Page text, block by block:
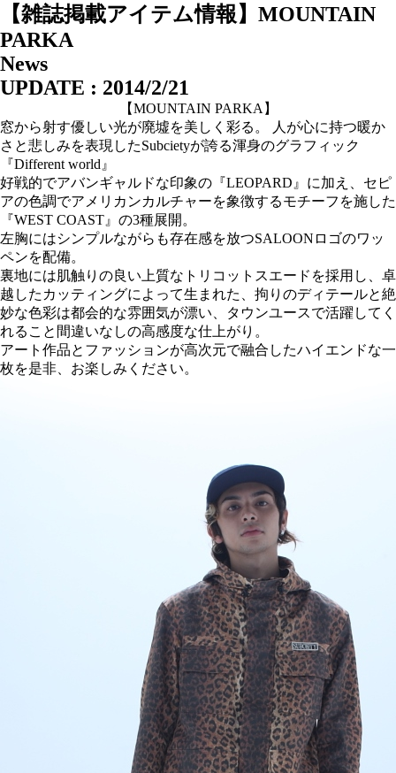
【雑誌掲載アイテム情報】MOUNTAIN
PARKA
News
UPDATE : 2014/2/21
【MOUNTAIN PARKA】
窓から射す優しい光が廃墟を美しく彩る。 人が心に持つ暖か
さと悲しみを表現したSubcietyが誇る渾身のグラフィック
『Different world』
好戦的でアバンギャルドな印象の『LEOPARD』に加え、セピ
アの色調でアメリカンカルチャーを象徴するモチーフを施した
『WEST COAST』の3種展開。
左胸にはシンプルながらも存在感を放つSALOONロゴのワッ
ペンを配備。
裏地には肌触りの良い上質なトリコットスエードを採用し、卓
越したカッティングによって生まれた、拘りのディテールと絶
妙な色彩は都会的な雰囲気が漂い、タウンユースで活躍してく
れること間違いなしの高感度な仕上がり。
アート作品とファッションが高次元で融合したハイエンドな一
枚を是非、お楽しみください。